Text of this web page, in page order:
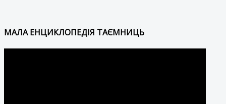
МАЛА ЕНЦИКЛОПЕДІЯ ТАЄМНИЦЬ